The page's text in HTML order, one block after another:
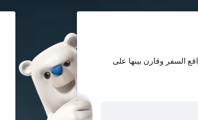
السفر وقارن بينها على